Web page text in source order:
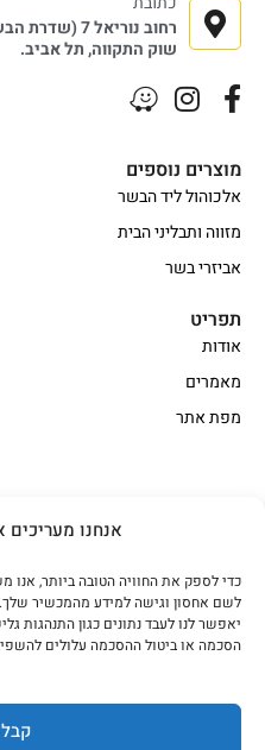
אנחנו
לשם אחסון וגישה למידע מהמכשיר
יאפשר לנו לעבד נתונים כגון התנהגות
הסכמה או ביטול ההסכמה עלולים
אווז
בשר בקר עגלה משובח
הודו
מוצרים נוספים
אלכוהול ליד הבשר
מזווה ותבליני הבית
אביזרי בשר
תפריט
אודות
מאמרים
מפת אתר
רחוב נוריאל 7 (שדרת הבשר)
שוק התקווה, תל אביב.